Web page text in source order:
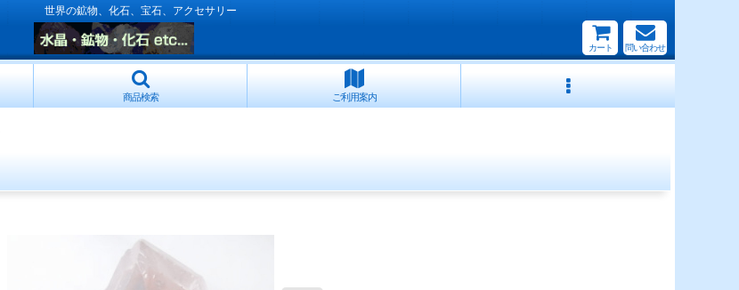
世界の鉱物、化石、宝石、アクセサリー
カート 問い合わせ
商品検索 ご利用案内